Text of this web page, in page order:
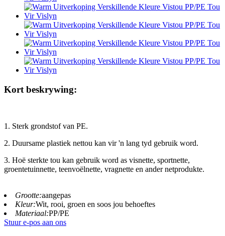
Kort beskrywing:
1. Sterk grondstof van PE.
2. Duursame plastiek nettou kan vir 'n lang tyd gebruik word.
3. Hoë sterkte tou kan gebruik word as visnette, sportnette,
groentetuinnette, teenvoëlnette, vragnette en ander netprodukte.
Grootte:aangepas
Kleur:Wit, rooi, groen en soos jou behoeftes
Materiaal:PP/PE
Stuur e-pos aan ons